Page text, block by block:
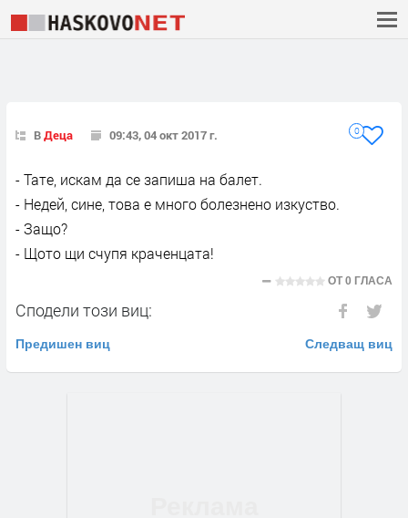
ВДеца 09:43, 04 окт 2017 г. 0
- Тате, искам да се запиша на балет.
- Недей, сине, това е много болезнено изкуство.
- Защо?
- Щото щи счупя краченцата!
ОТ0 ГЛАСА
Сподели този виц:
Предишен виц Следващ виц